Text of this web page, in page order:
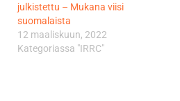
julkistettu – Mukana viisi
suomalaista
12 maaliskuun, 2022
Kategoriassa "IRRC"